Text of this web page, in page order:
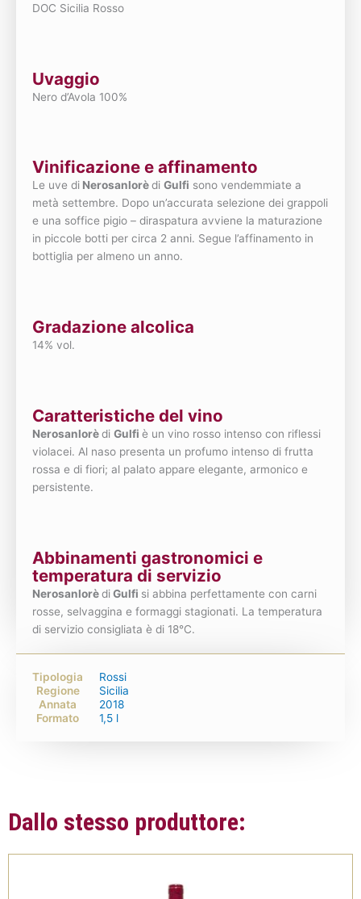
DOC Sicilia Rosso
Uvaggio
Nero d’Avola 100%
Vinificazione e affinamento
Le uve di Nerosanlorèdi Gulfi sono vendemmiate a
metà settembre. Dopo un’accurata selezione dei grappoli
e una soffice pigio – diraspatura avviene la maturazione
in piccole botti per circa 2 anni. Segue l’affinamento in
bottiglia per almeno un anno.
Gradazione alcolica
14% vol.
Caratteristiche del vino
Nerosanlorèdi Gulfi è un vino rosso intenso con riflessi
violacei. Al naso presenta un profumo intenso di frutta
rossa e di fiori; al palato appare elegante, armonico e
persistente.
Abbinamenti gastronomici e
temperatura di servizio
NerosanlorèdiGulfi si abbina perfettamente con carni
rosse, selvaggina e formaggi stagionati. La temperatura
di servizio consigliata è di 18°C.
Tipologia
Rossi
Regione
Sicilia
Annata
2018
Formato
1,5 l
Dallo stesso produttore: